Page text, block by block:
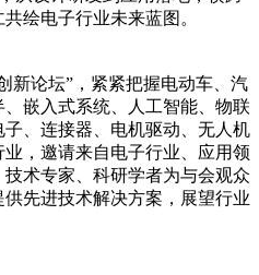
绘电子行业未来蓝图。
新论坛”，紧紧把握电动车、汽
嵌入式系统、人工智能、物联
、连接器、电机驱动、无人机
，邀请来自电子行业、应用领
术专家、科研学者为与会观众
先进技术解决方案，展望行业